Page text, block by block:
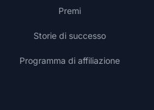
Premi
Storie di successo
Programma di affiliazione